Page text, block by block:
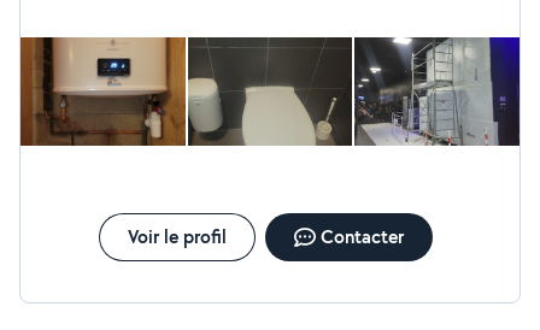
Voir le profil Contacter